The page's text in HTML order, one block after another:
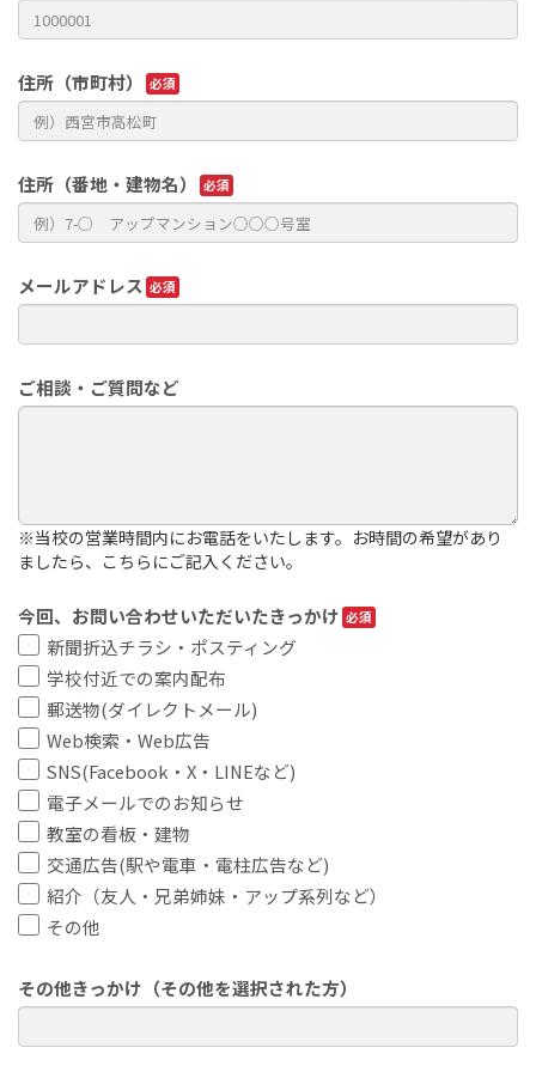
住所（市町村）
住所（番地・建物名）
メールアドレス
ご相談・ご質問など
※当校の営業時間内にお電話をいたします。お時間の希望があり
ましたら、こちらにご記入ください。
今回、お問い合わせいただいたきっかけ
新聞折込チラシ・ポスティング
学校付近での案内配布
郵送物(ダイレクトメール)
Web検索・Web広告
SNS(Facebook・X・LINEなど)
電子メールでのお知らせ
教室の看板・建物
交通広告(駅や電車・電柱広告など)
紹介（友人・兄弟姉妹・アップ系列など）
その他
その他きっかけ（その他を選択された方）